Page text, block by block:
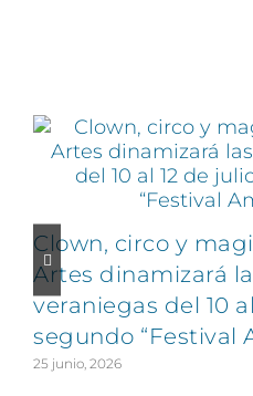
Clown, circo y
Artes dinamizará
veraniegas del 10
segundo “Festival
25 junio, 2026